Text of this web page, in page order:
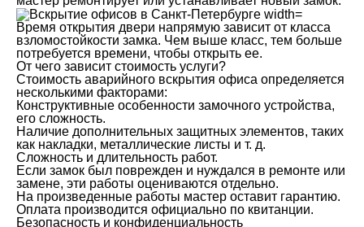
Время открытия двери напрямую зависит от класса
взломостойкости замка. Чем выше класс, тем больше
потребуется времени, чтобы открыть ее.
От чего зависит стоимость услуги?
Стоимость аварийного вскрытия офиса определяется
несколькими факторами:
Конструктивные особенности замочного устройства,
его сложность.
Наличие дополнительных защитных элементов, таких
как накладки, металлические листы и т. д.
Сложность и длительность работ.
Если замок был поврежден и нуждался в ремонте или
замене, эти работы оцениваются отдельно.
На произведенные работы мастер оставит гарантию.
Оплата производится официально по квитанции.
Безопасность и конфиденциальность